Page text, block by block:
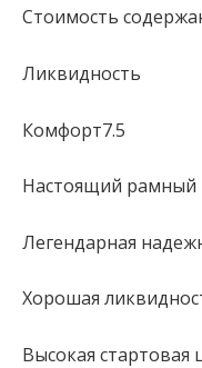
Стоимость
Ликвидность
Комфорт7.5
Настоящий
Легендарная
Хорошая
Высокая стартовая